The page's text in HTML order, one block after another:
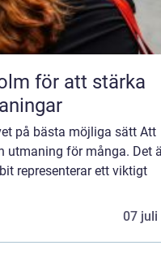
för att stärka
på bästa möjliga sätt Att
utmaning för många. Det
representerar ett viktigt
07 juli